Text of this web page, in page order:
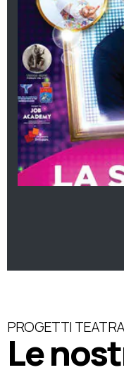
PROGETTI
Le